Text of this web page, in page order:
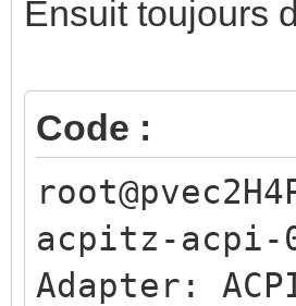
Ensuit toujours
Code :
acpitz-acpi-
Adapter: